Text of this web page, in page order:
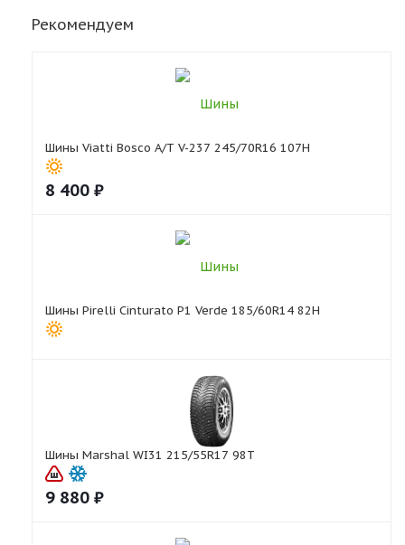
Рекомендуем
Шины Viatti Bosco A/T V-237 245/70R16 107H
8 400 ₽
Шины Pirelli Cinturato P1 Verde 185/60R14 82H
Шины Marshal WI31 215/55R17 98T
9 880 ₽